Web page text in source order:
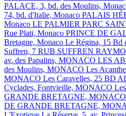
PALACE, 3, bd. des Moulins,
74, bd. d'Italie, Monaco PALAIS
Monaco LE PALMIER PARC
Rue Plati, Monaco PRINCE DE
Bretagne, Monaco Le Régina, 15
Suffren, 7 RUB SUFFREN
av. des Papalins, MONACO LES
des Moulins, MONACO Les
MONACO Les Caravelles, 25 BD
Cyclades, Fontvieille, MONACO
GRANDE BRETAGNE, MONACO
DE GRANDE BRETAGNE,